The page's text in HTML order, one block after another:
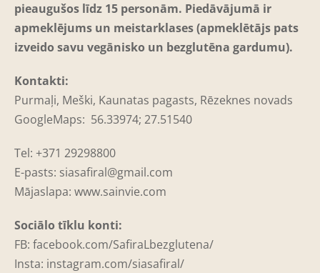
pieaugušos līdz 15 personām. Piedāvājumā ir
apmeklējums un meistarklases (apmeklētājs pats
izveido savu vegānisko un bezglutēna gardumu).
Kontakti:
Purmaļi, Meški, Kaunatas pagasts, Rēzeknes novads
GoogleMaps: 56.33974; 27.51540
Tel: +371 29298800
E-pasts: siasafiral@gmail.com
Mājaslapa: www.sainvie.com
Sociālo tīklu konti:
FB: facebook.com/SafiraLbezglutena/
Insta: instagram.com/siasafiral/